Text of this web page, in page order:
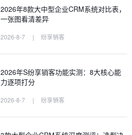
2026年8款大中型企业CRM系统对比表，
一张图看清差异
2026-8-7 | 纷享销客
2026年S纷享销客功能实测：8大核心能
力逐项打分
2026-8-7 | 纷享销客